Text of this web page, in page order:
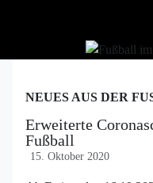
NEUES AUS DER
Erweiterte
Fußball
15. Oktober 2020